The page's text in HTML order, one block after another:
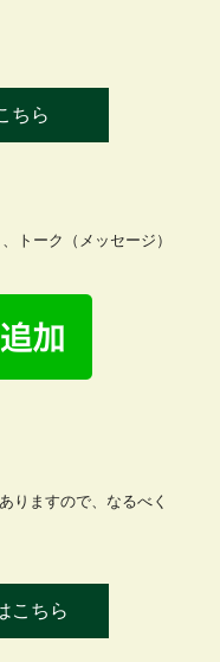
ちら
トーク（メッセージ）
りますので、なるべく
こちら